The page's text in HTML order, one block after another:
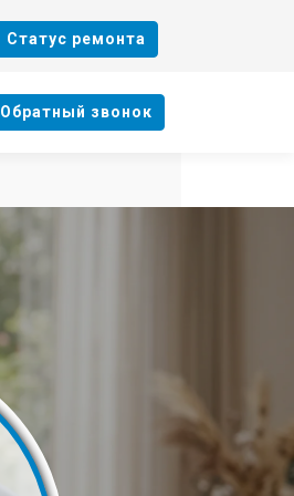
Cтатус ремонта
Oбратный звонок